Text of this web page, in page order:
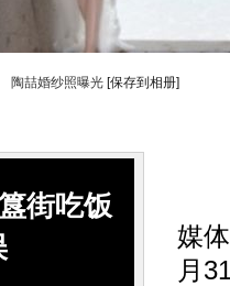
陶喆婚纱照曝光 [保存到相册]
街吃饭
媒
月